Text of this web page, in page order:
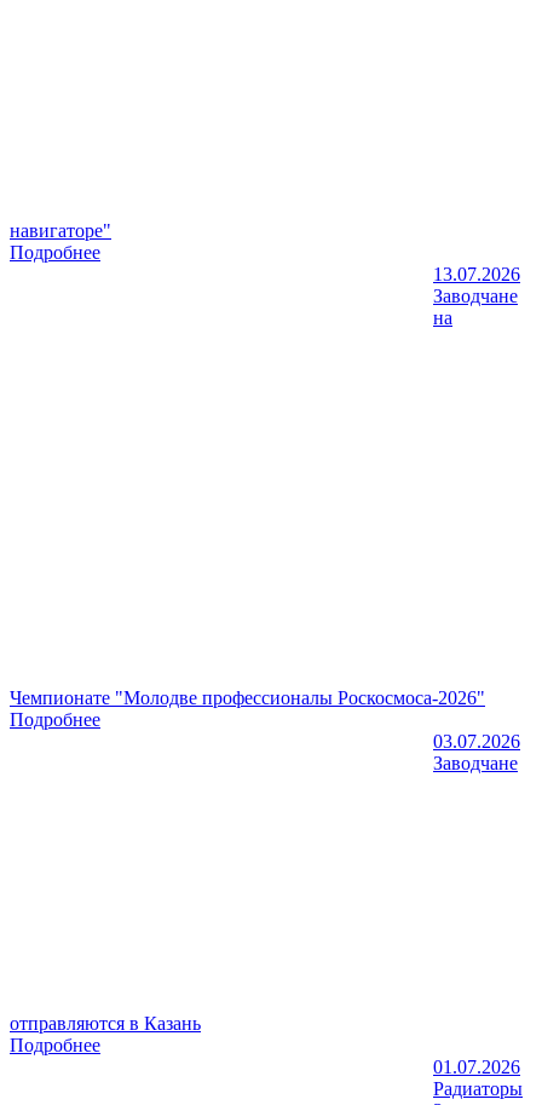
навигаторе"
Подробнее
13.07.2026
Заводчане
на
Чемпионате "Молодве профессионалы Роскосмоса-2026"
Подробнее
03.07.2026
Заводчане
отправляются в Казань
Подробнее
01.07.2026
Радиаторы